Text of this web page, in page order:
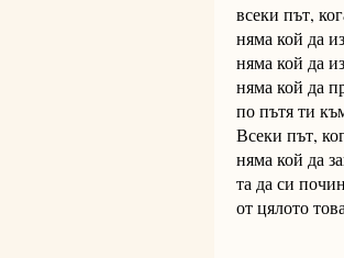
всеки път,
няма кой да
няма кой да
няма кой да
по пътя ти
Всеки път,
няма кой да
та да си
от цялото